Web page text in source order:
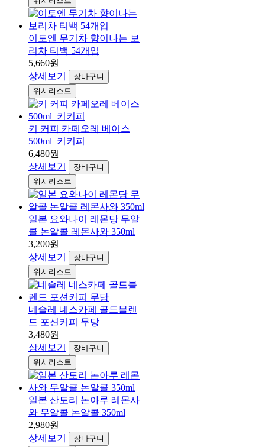
이토엔 무기차 향이나는 보
리차 티백 54개입
5,660원
상세보기
장바구니
위시리스트
키 커피 카페오레 베이스
500ml_키커피
6,480원
상세보기
장바구니
위시리스트
일본 요와나이 레몬당 무알
콜 논알콜 레몬사와 350ml
3,200원
상세보기
장바구니
위시리스트
네슬레 네스카페 골드블렌
드 포션커피 무당
3,480원
상세보기
장바구니
위시리스트
일본 산토리 논아루 레몬사
와 무알콜 논알콜 350ml
2,980원
상세보기
장바구니